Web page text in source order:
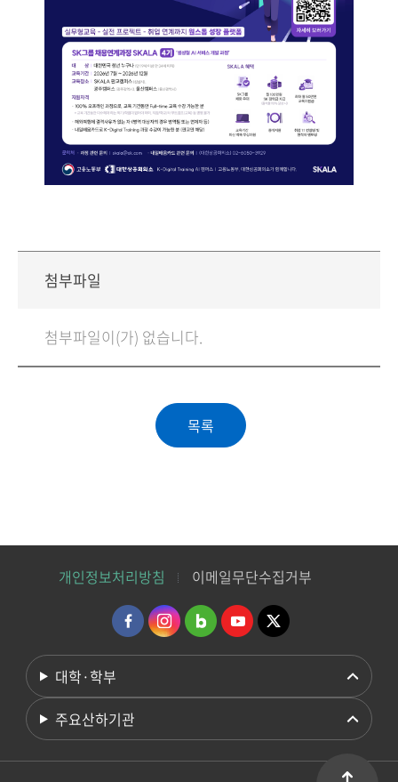
첨부파일
첨부파일이(가) 없습니다.
개인정보처리방침 이메일무단수집거부
대학·학부
주요산하기관